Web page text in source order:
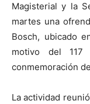
Magisterial y la
martes una
Bosch, ubicado
motivo del
conmemoración
La actividad